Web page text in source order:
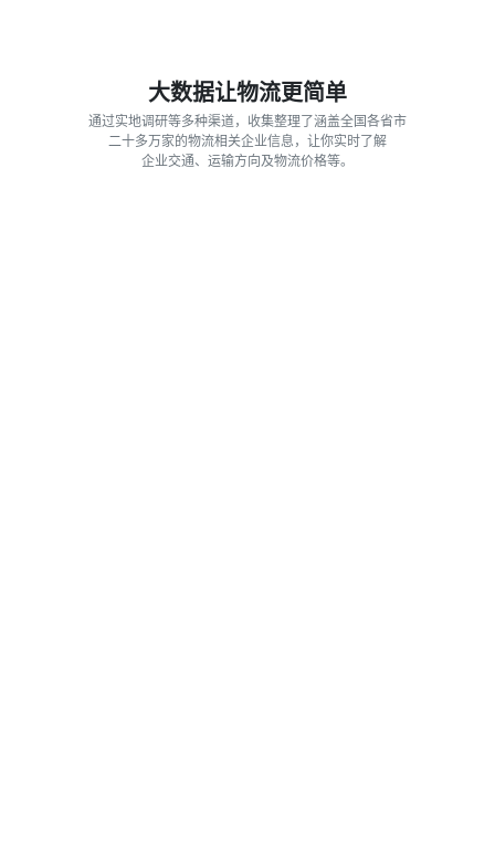
大数据让物流更简单
通过实地调研等多种渠道，收集整理了涵盖全国各省市
二十多万家的物流相关企业信息，让你实时了解
企业交通、运输方向及物流价格等。